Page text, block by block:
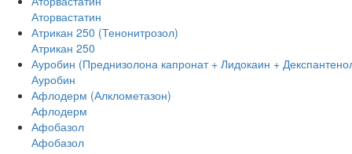
Аторвастатин
Атрикан 250 (Тенонитрозол)
Атрикан 250
Ауробин (Преднизолона капронат + Лидокаин +
Ауробин
Афлодерм (Алклометазон)
Афлодерм
Афобазол
Афобазол